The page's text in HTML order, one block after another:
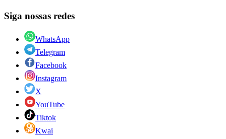
Siga nossas redes
WhatsApp
Telegram
Facebook
Instagram
X
YouTube
Tiktok
Kwai